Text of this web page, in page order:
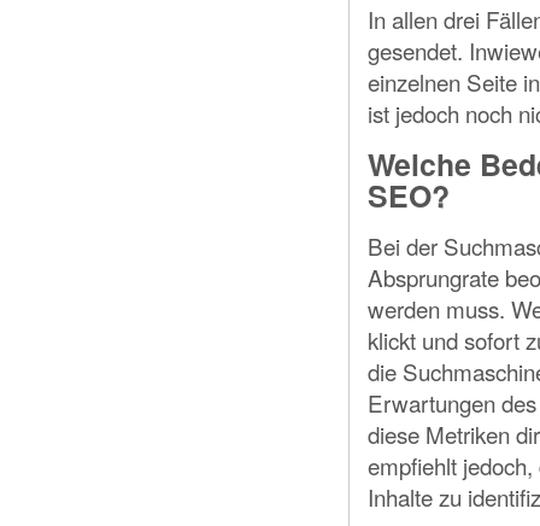
In allen drei
gesendet.
einzelnen Seite
ist jedoch noch
Welche
SEO?
Bei der
Absprungrate
werden muss.
klickt und sofort
die
Erwartungen
diese Metriken
empfiehlt
Inhalte zu